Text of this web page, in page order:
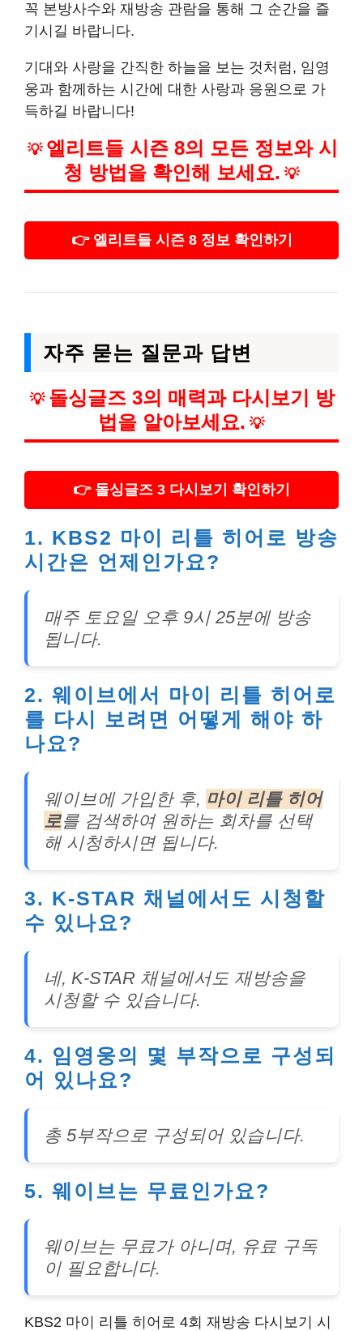
꼭 본방사수와 재방송 관람을 통해 그 순간을 즐
기시길 바랍니다.
기대와 사랑을 간직한 하늘을 보는 것처럼, 임영
웅과 함께하는 시간에 대한 사랑과 응원으로 가
득하길 바랍니다!
💡 엘리트들 시즌 8의 모든 정보와 시
청 방법을 확인해 보세요. 💡
👉 엘리트들 시즌 8 정보 확인하기
자주 묻는 질문과 답변
💡 돌싱글즈 3의 매력과 다시보기 방
법을 알아보세요. 💡
👉 돌싱글즈 3 다시보기 확인하기
1. KBS2 마이 리틀 히어로 방송
시간은 언제인가요?
매주 토요일 오후 9시 25분에 방송
됩니다.
2. 웨이브에서 마이 리틀 히어로
를 다시 보려면 어떻게 해야 하
나요?
웨이브에 가입한 후, 마이 리틀 히어
로를 검색하여 원하는 회차를 선택
해 시청하시면 됩니다.
3. K-STAR 채널에서도 시청할
수 있나요?
네, K-STAR 채널에서도 재방송을
시청할 수 있습니다.
4. 임영웅의 몇 부작으로 구성되
어 있나요?
총 5부작으로 구성되어 있습니다.
5. 웨이브는 무료인가요?
웨이브는 무료가 아니며, 유료 구독
이 필요합니다.
KBS2 마이 리틀 히어로 4회 재방송 다시보기 시